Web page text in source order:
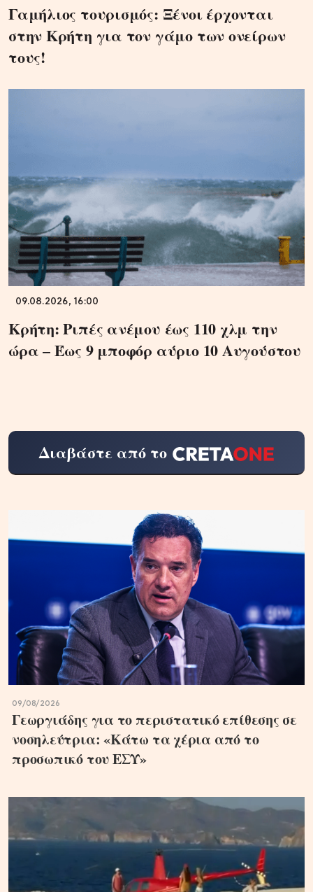
Γαμήλιος τουρισμός: Ξένοι έρχονται
στην Κρήτη για τον γάμο των ονείρων
τους!
09.08.2026, 16:00
Κρήτη: Ριπές ανέμου έως 110 χλμ την
ώρα – Έως 9 μποφόρ αύριο 10 Αυγούστου
Διαβάστε από το
09/08/2026
Γεωργιάδης για το περιστατικό επίθεσης σε
νοσηλεύτρια: «Κάτω τα χέρια από το
προσωπικό του ΕΣΥ»